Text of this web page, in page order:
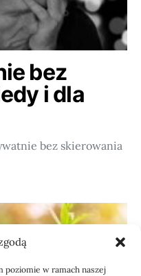
poziomie w ramach naszej
bez
i dla
bez skierowania